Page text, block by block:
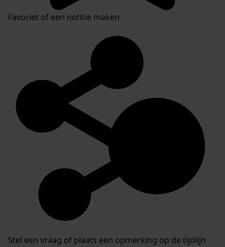
Favoriet of een notitie maken
Stel een vraag of plaats een opmerking op de tijdlijn